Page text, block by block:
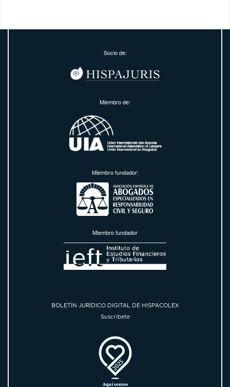
Socio de:
Miembro de:
Miembro fundador:
Miembro fundador
BOLETÍN JURÍDICO DIGITAL DE HISPACOLEX
Suscríbete